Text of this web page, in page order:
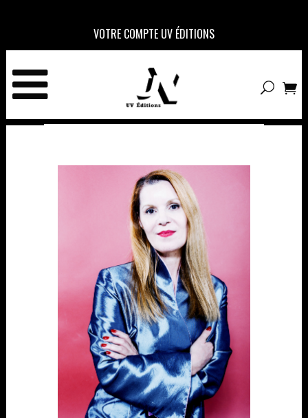
VOTRE COMPTE UV ÉDITIONS